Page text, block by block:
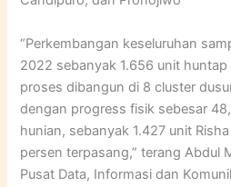
“Perkembangan keseluruhan
2022 sebanyak 1.656 unit
proses dibangun di 8 cluster
dengan progress fisik sebesar
hunian, sebanyak 1.427 unit
persen terpasang,” terang Abdul
Pusat Data, Informasi dan